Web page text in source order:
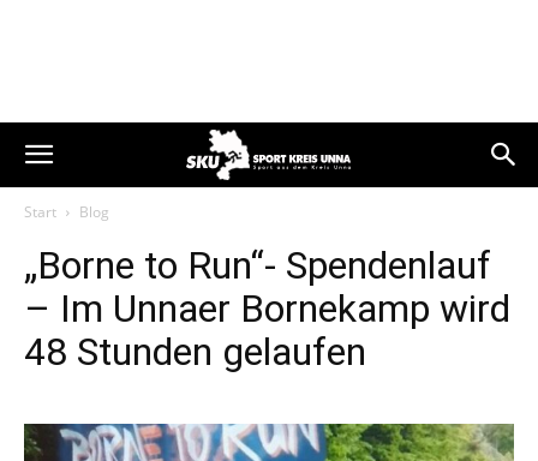
Start Blog
„Borne to Run“- Spendenlauf
– Im Unnaer Bornekamp wird
48 Stunden gelaufen